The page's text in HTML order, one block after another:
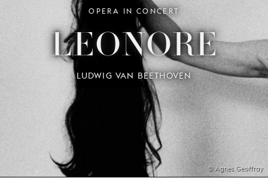
MAGAZINE
TICKETS &
ABONNEMENTEN
UW
BEZOEK
JONG
PUBLIEK
DE
MUNT
© Agnes Geoffray
OPERA IN CONCERT
LEONORE
LUDWIG VAN BEETHOVEN